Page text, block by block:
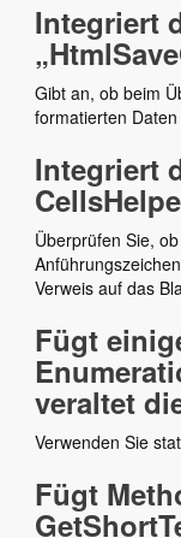
Integriert
Gibt an, ob beim
formatierten
Integriert
Überprüfen Sie,
Verweis auf das
Fügt
veraltet
Verwenden Sie
Fügt